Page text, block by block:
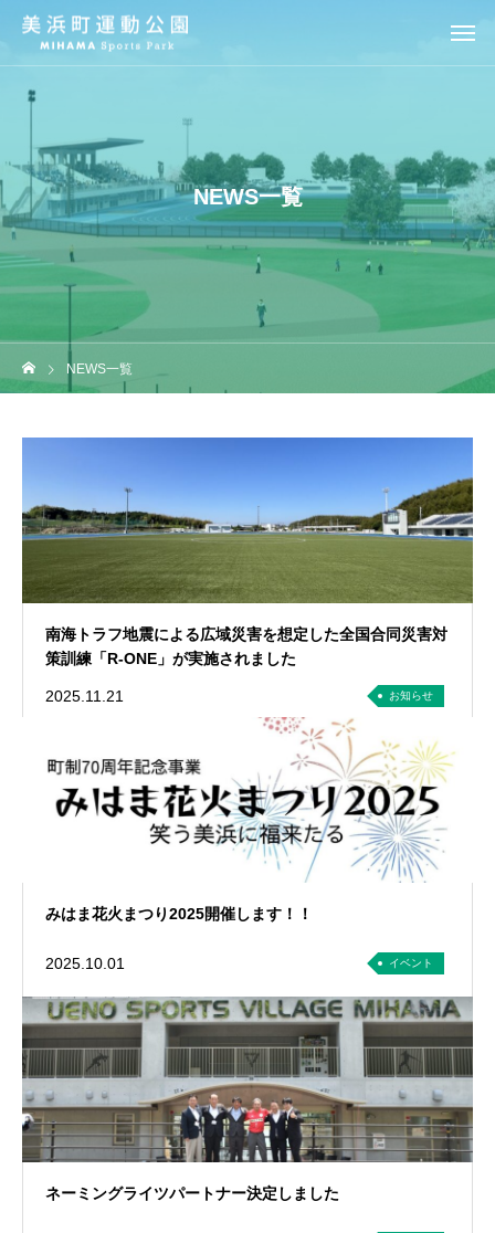
NEWS一覧
NEWS一覧
南海トラフ地震による広域災害を想定した全国合同災害対
策訓練「R-ONE」が実施されました
2025.11.21 お知らせ
みはま花火まつり2025開催します！！
2025.10.01 イベント
ネーミングライツパートナー決定しました